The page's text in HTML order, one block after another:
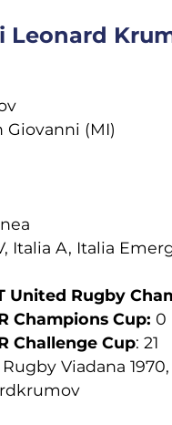
Leonard
Giovanni (MI)
Italia A, Italia
United Rugby
Champions Cup: 0
Challenge Cup: 21
Rugby Viadana